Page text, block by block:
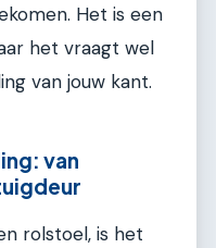
Het is een
het vraagt wel
van jouw kant.
van
rolstoel, is het